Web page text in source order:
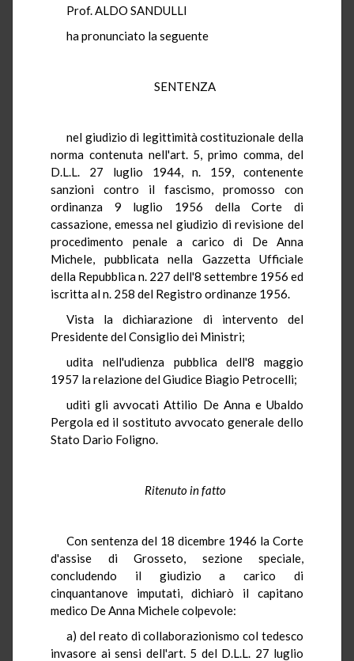
Prof. ALDO SANDULLI
ha pronunciato la seguente
SENTENZA
nel giudizio di legittimità costituzionale della
norma contenuta nell'art. 5, primo comma, del
D.L.L. 27 luglio 1944, n. 159, contenente
sanzioni contro il fascismo, promosso con
ordinanza 9 luglio 1956 della Corte di
cassazione, emessa nel giudizio di revisione del
procedimento penale a carico di De Anna
Michele, pubblicata nella Gazzetta Ufficiale
della Repubblica n. 227 dell'8 settembre 1956 ed
iscritta al n. 258 del Registro ordinanze 1956.
Vista la dichiarazione di intervento del
Presidente del Consiglio dei Ministri;
udita nell'udienza pubblica dell'8 maggio
1957 la relazione del Giudice Biagio Petrocelli;
uditi gli avvocati Attilio De Anna e Ubaldo
Pergola ed il sostituto avvocato generale dello
Stato Dario Foligno.
Ritenuto in fatto
Con sentenza del 18 dicembre 1946 la Corte
d'assise di Grosseto, sezione speciale,
concludendo il giudizio a carico di
cinquantanove imputati, dichiarò il capitano
medico De Anna Michele colpevole:
a) del reato di collaborazionismo col tedesco
invasore ai sensi dell'art. 5 del D.L.L. 27 luglio